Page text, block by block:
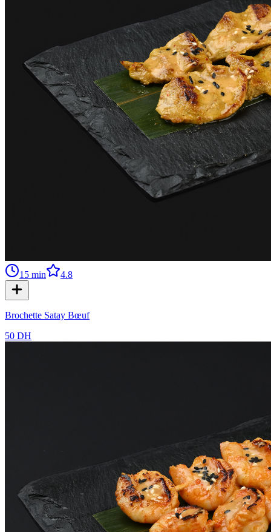
15 min 4.8
Brochette Satay Bœuf
50 DH